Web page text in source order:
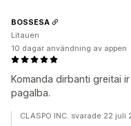
Komanda dirbanti greitai
pagalba.
BOSSESA
Litauen
10 dagar användning av appen
CLASPO INC. svarade 22 juli